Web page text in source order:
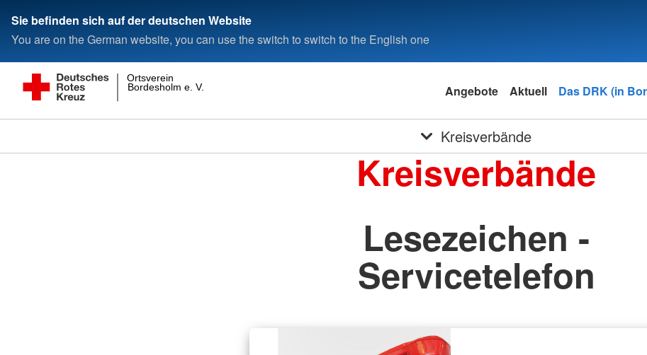
Sie befinden sich auf der deutschen Website
You are on the German website, you can use the switch to switch to the English one
Bordesholm e. V.
Ortsverein
Angebote Aktuell Das DRK (in
Kreisverbände
Kreisverbände
Lesezeichen -
Servicetelefon